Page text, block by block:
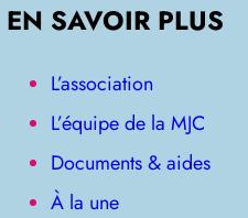
EN SAVOIR PLUS
L’association
L’équipe de la MJC
Documents & aides
À la une